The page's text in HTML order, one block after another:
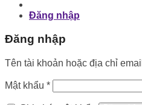
Đăng nhập
Đăng nhập
Tên tài khoản hoặc địa chỉ email
Mật khẩu *Bắt
buộc